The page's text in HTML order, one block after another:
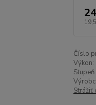
Číslo
Výkon:
Strážiť